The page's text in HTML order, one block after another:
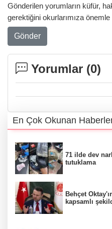
Gönderilen yorumların küfür,
gerektiğini okurlarımıza önemle
Gönder
Yorumlar (0)
En Çok Okunan
71 ilde dev
tutuklama
Behçet
kapsamlı